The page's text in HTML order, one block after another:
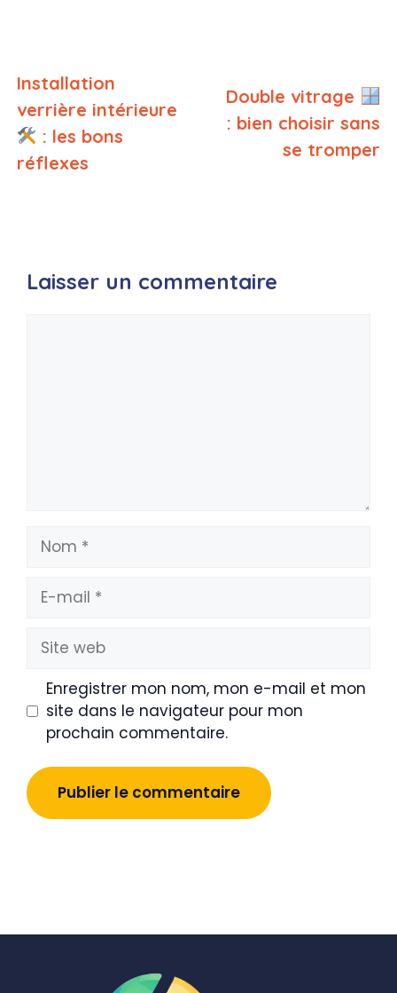
Installation
verrière intérieure
: les bons
réflexes
Double vitrage
: bien choisir sans
se tromper
Laisser un commentaire
Nom
mail
Site
web
Enregistrer mon nom, mon e-mail et mon
site dans le navigateur pour mon
prochain commentaire.